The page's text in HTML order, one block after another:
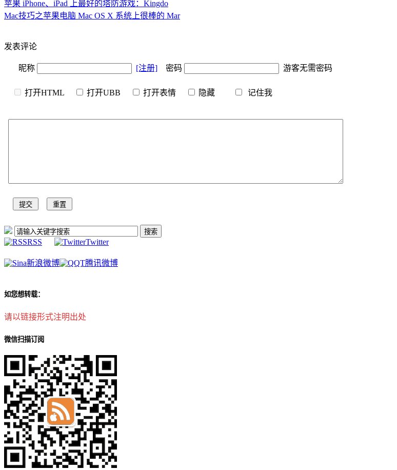
苹果 iPhone、iPad 上最好的塔防游戏：Kingdo
Mac技巧之苹果电脑 Mac OS X 系统上很棒的 Mar
发表评论
昵称 [注册] 密码 游客无需密码
打开HTML 打开UBB 打开表情 隐藏 记住我
RSS Twitter
新浪微博 腾讯微博
如您想转载：
请以链接形式注明出处
微信扫描订阅